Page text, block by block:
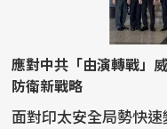
應對中共「由演轉戰」
防衛新戰略
面對印太安全局勢快